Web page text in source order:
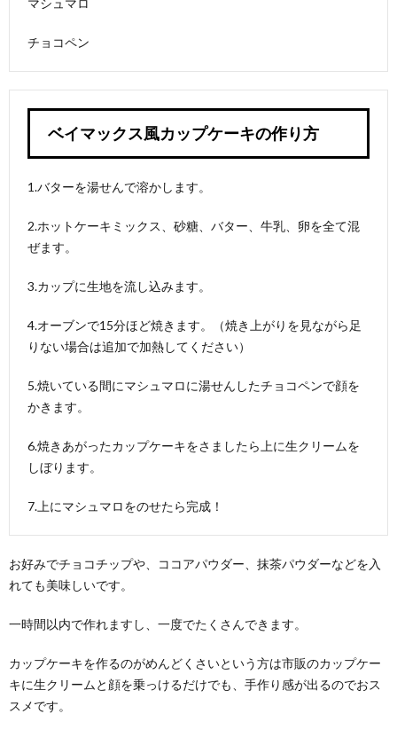
マシュマロ
チョコペン
ベイマックス風カップケーキの作り方
1.バターを湯せんで溶かします。
2.ホットケーキミックス、砂糖、バター、牛乳、卵を全て混
ぜます。
3.カップに生地を流し込みます。
4.オーブンで15分ほど焼きます。（焼き上がりを見ながら足
りない場合は追加で加熱してください）
5.焼いている間にマシュマロに湯せんしたチョコペンで顔を
かきます。
6.焼きあがったカップケーキをさましたら上に生クリームを
しぼります。
7.上にマシュマロをのせたら完成！
お好みでチョコチップや、ココアパウダー、抹茶パウダーなどを入
れても美味しいです。
一時間以内で作れますし、一度でたくさんできます。
カップケーキを作るのがめんどくさいという方は市販のカップケー
キに生クリームと顔を乗っけるだけでも、手作り感が出るのでおス
スメです。